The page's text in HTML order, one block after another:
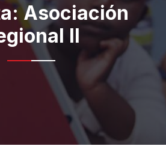
Asociación
II